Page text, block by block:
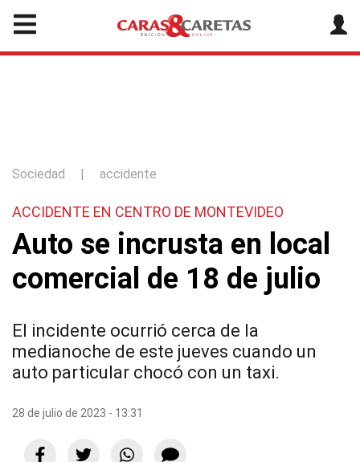
Sociedad | accidente
ACCIDENTE EN CENTRO DE MONTEVIDEO
Auto se incrusta en local
comercial de 18 de julio
El incidente ocurrió cerca de la
medianoche de este jueves cuando un
auto particular chocó con un taxi.
28 de julio de 2023 - 13:31